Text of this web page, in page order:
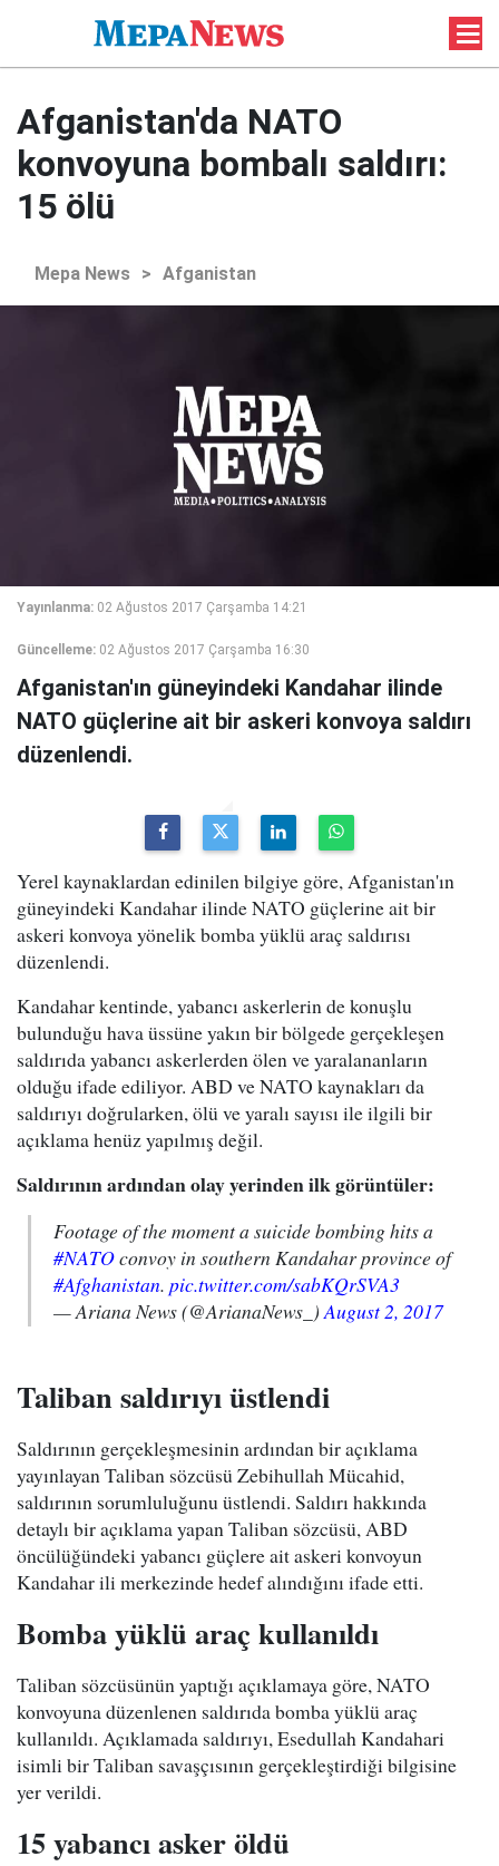
Afganistan'da NATO
konvoyuna bombalı saldırı:
15 ölü
Mepa News > Afganistan
Yayınlanma: 02 Ağustos 2017 Çarşamba 14:21
Güncelleme: 02 Ağustos 2017 Çarşamba 16:30
Afganistan'ın güneyindeki Kandahar ilinde
NATO güçlerine ait bir askeri konvoya saldırı
düzenlendi.
Yerel kaynaklardan edinilen bilgiye göre, Afganistan'ın
güneyindeki Kandahar ilinde NATO güçlerine ait bir
askeri konvoya yönelik bomba yüklü araç saldırısı
düzenlendi.
Kandahar kentinde, yabancı askerlerin de konuşlu
bulunduğu hava üssüne yakın bir bölgede gerçekleşen
saldırıda yabancı askerlerden ölen ve yaralananların
olduğu ifade ediliyor. ABD ve NATO kaynakları da
saldırıyı doğrularken, ölü ve yaralı sayısı ile ilgili bir
açıklama henüz yapılmış değil.
Saldırının ardından olay yerinden ilk görüntüler:
Footage of the moment a suicide bombing hits a
#NATOconvoy in southern Kandahar province of
#Afghanistan. pic.twitter.com/sabKQrSVA3
— Ariana News (@ArianaNews_)August 2, 2017
Taliban saldırıyı üstlendi
Saldırının gerçekleşmesinin ardından bir açıklama
yayınlayan Taliban sözcüsü Zebihullah Mücahid,
saldırının sorumluluğunu üstlendi. Saldırı hakkında
detaylı bir açıklama yapan Taliban sözcüsü, ABD
öncülüğündeki yabancı güçlere ait askeri konvoyun
Kandahar ili merkezinde hedef alındığını ifade etti.
Bomba yüklü araç kullanıldı
Taliban sözcüsünün yaptığı açıklamaya göre, NATO
konvoyuna düzenlenen saldırıda bomba yüklü araç
kullanıldı. Açıklamada saldırıyı, Esedullah Kandahari
isimli bir Taliban savaşçısının gerçekleştirdiği bilgisine
yer verildi.
15 yabancı asker öldü